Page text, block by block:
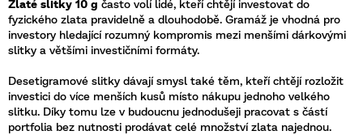
Zlaté slitky 10 g často volí lidé, kteří chtějí investovat do
fyzického zlata pravidelně a dlouhodobě. Gramáž je vhodná pro
investory hledající rozumný kompromis mezi menšími dárkovými
slitky a většími investičními formáty.
Desetigramové slitky dávají smysl také těm, kteří chtějí rozložit
investici do více menších kusů místo nákupu jednoho velkého
slitku. Díky tomu lze v budoucnu jednodušeji pracovat s částí
portfolia bez nutnosti prodávat celé množství zlata najednou.